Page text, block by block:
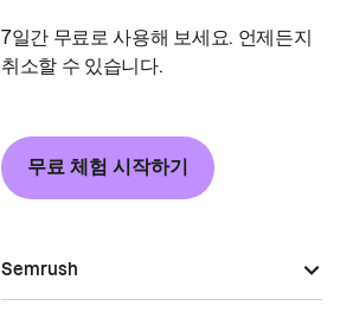
7일간 무료로 사용해 보세요. 언제든지
취소할 수 있습니다.
무료 체험 시작하기
Semrush